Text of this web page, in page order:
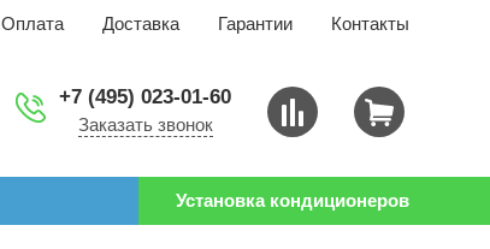
Оплата Доставка Гарантии Контакты
+7 (495) 023-01-60
Заказать звонок
Установка кондиционеров